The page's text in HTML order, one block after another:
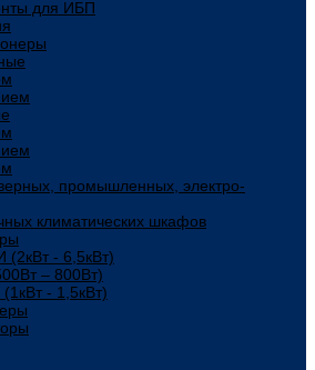
для ИБП
промышленных, электро-
климатических шкафов
- 6,5кВт)
– 800Вт)
- 1,5кВт)